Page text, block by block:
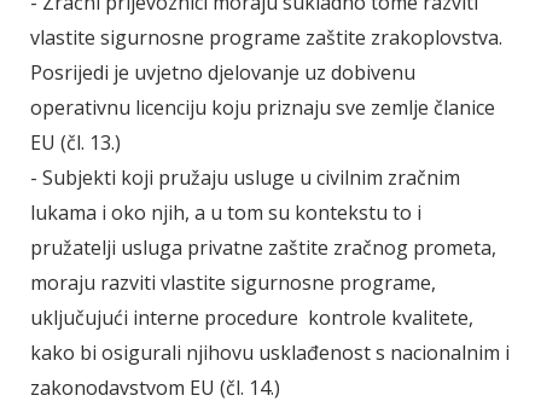
vlastite sigurnosne programe zaštite zrakoplovstva.
Posrijedi je uvjetno djelovanje uz dobivenu
operativnu licenciju koju priznaju sve zemlje članice
EU (čl. 13.)
- Subjekti koji pružaju usluge u civilnim zračnim
lukama i oko njih, a u tom su kontekstu to i
pružatelji usluga privatne zaštite zračnog prometa,
moraju razviti vlastite sigurnosne programe,
uključujući interne procedure kontrole kvalitete,
kako bi osigurali njihovu usklađenost s nacionalnim i
zakonodavstvom EU (čl. 14.)